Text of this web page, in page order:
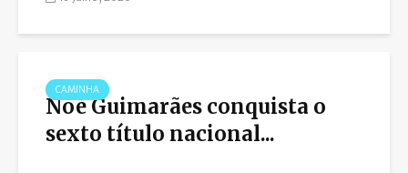
CAMINHA
Noé Guimarães conquista o
sexto título nacional...